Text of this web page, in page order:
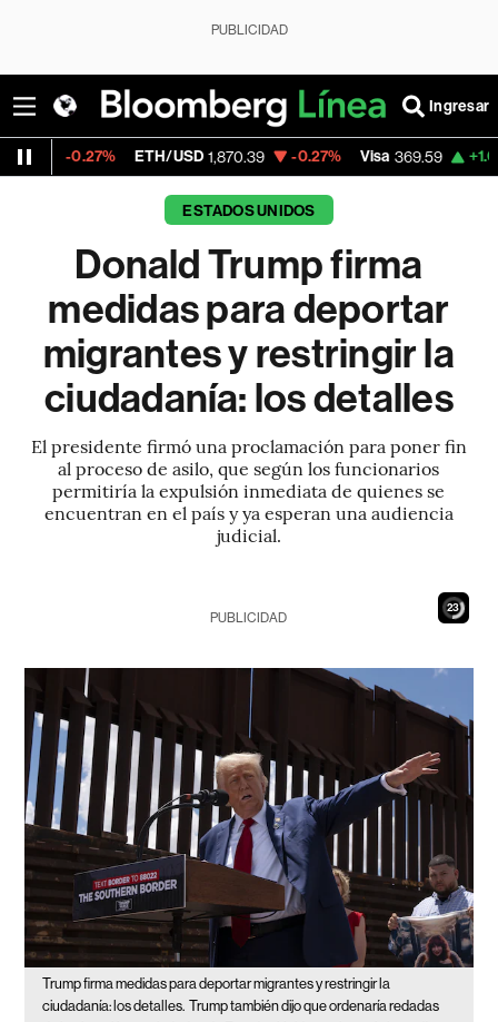
PUBLICIDAD
Ingresar
ETH/USD 1,870.39 -0.27% Visa 369.59 +1.07%
ESTADOS UNIDOS
Donald Trump firma
medidas para deportar
migrantes y restringir la
ciudadanía: los detalles
El presidente firmó una proclamación para poner fin
al proceso de asilo, que según los funcionarios
permitiría la expulsión inmediata de quienes se
encuentran en el país y ya esperan una audiencia
judicial.
21
PUBLICIDAD
Trump firma medidas para deportar migrantes y restringir la
ciudadanía: los detalles. Trump también dijo que ordenaría redadas